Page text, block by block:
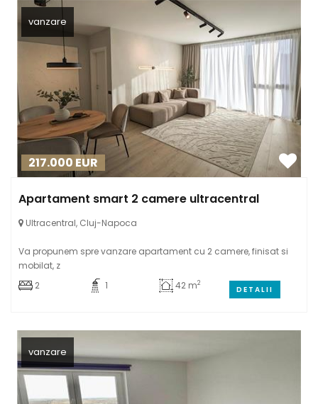
vanzare
217.000 EUR
Apartament smart 2 camere ultracentral
Ultracentral, Cluj-Napoca
Va propunem spre vanzare apartament cu 2 camere, finisat si
mobilat, z
2
1 42 m2
DETALII
vanzare